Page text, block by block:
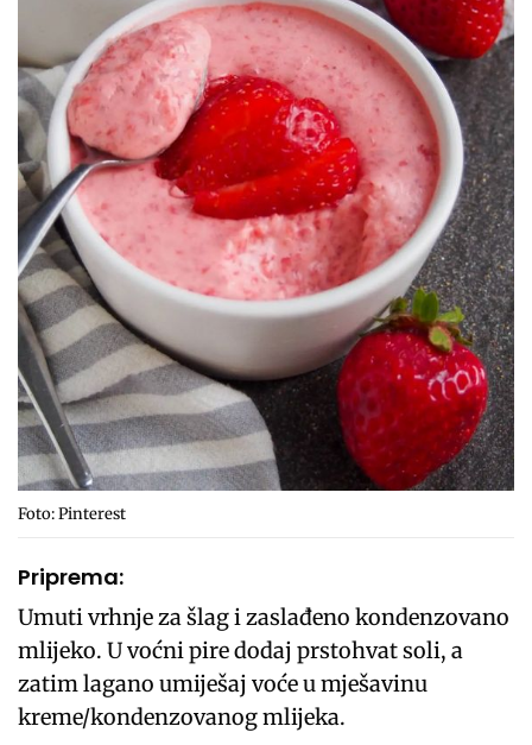
Foto: Pinterest
Priprema:
Umuti vrhnje za šlag i zaslađeno kondenzovano
mlijeko. U voćni pire dodaj prstohvat soli, a
zatim lagano umiješaj voće u mješavinu
kreme/kondenzovanog mlijeka.